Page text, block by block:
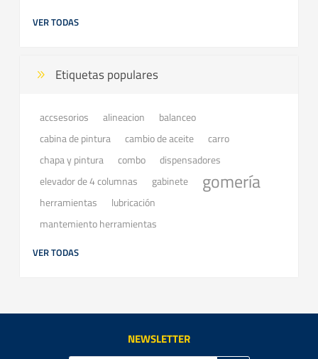
VER TODAS
Etiquetas populares
accsesorios alineacion
balanceo
cabina de pintura
cambio de aceite
carro
chapa y pintura
combo
dispensadores
elevador de 4 columnas
gabinete gomería
herramientas
lubricación
mantemiento herramientas
VER TODAS
NEWSLETTER